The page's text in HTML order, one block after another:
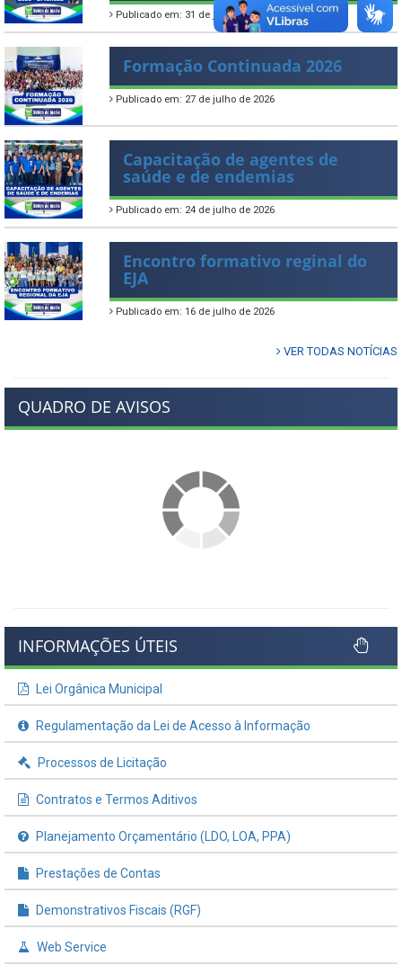
Publicado em: 31 de julho de 2026
Formação Continuada 2026
Publicado em: 27 de julho de 2026
Capacitação de agentes de
saúde e de endemias
Publicado em: 24 de julho de 2026
Encontro formativo reginal do
EJA
Publicado em: 16 de julho de 2026
VER TODAS NOTÍCIAS
QUADRO DE AVISOS
INFORMAÇÕES ÚTEIS
Lei Orgânica Municipal
Regulamentação da Lei de Acesso à Informação
Processos de Licitação
Contratos e Termos Aditivos
Planejamento Orçamentário (LDO, LOA, PPA)
Prestações de Contas
Demonstrativos Fiscais (RGF)
Web Service